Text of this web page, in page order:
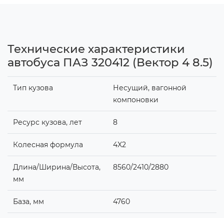
Технические характеристики
автобуса ПАЗ 320412 (Вектор 4 8.5)
Тип кузова
Несущий, вагонной
компоновки
Ресурс кузова, лет 8
Колесная формула 4X2
Длина/Ширина/Высота,
мм
8560/2410/2880
База, мм 4760